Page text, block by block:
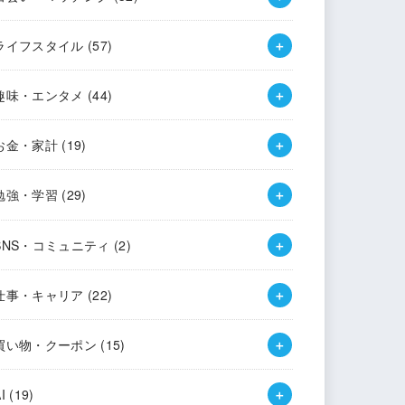
イフスタイル (57)
味・エンタメ (44)
金・家計 (19)
強・学習 (29)
・コミュニティ (2)
事・キャリア (22)
い物・クーポン (15)
(19)